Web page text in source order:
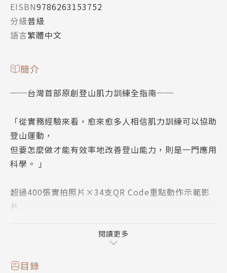
EISBN9786263153752
分級普級
語言繁體中文
簡介
──台灣首部原創登山肌力訓練全指南──
「從實務經驗來看，愈來愈多人相信肌力訓練可以協助
登山運動，
但要怎麼做才能有效率地改善登山能力，則是一門應用
科學。 」
超過400張實拍照片×34支QR Code重點動作示範影
片
不須固定式器材，在家就能自主訓練
閱讀更多
目錄